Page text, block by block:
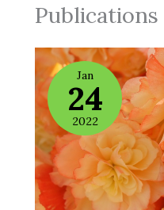
Jan
24
2022